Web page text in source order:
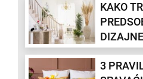
izlazi iz
KAKO
Sa ovim
časopisa
3